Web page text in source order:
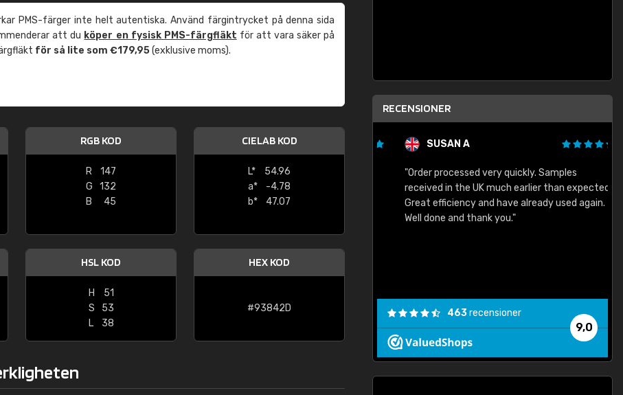
PMS-färger inte helt autentiska. Använd färgintrycket på denna sida
att du köper en fysisk PMS-färgfläkt för att vara säker på
för så lite som €179,95(exklusive moms).
RGB KOD
R
147
G
132
B
45
CIELAB KOD
L*
54.96
a*
-4.78
b*
47.07
HSL KOD
H
51
S
53
L
38
HEX KOD
#93842D
RECENSIONER
Leinster Home and
"Great product and speedy delivery"
SUSAN A
"Order processed very quickly. Samples
received in the UK much earlier than expected.
Great efficiency and have already used again.
Well done and thank you."
9,0
463recensioner